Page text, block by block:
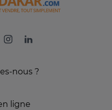
nous ?
ligne